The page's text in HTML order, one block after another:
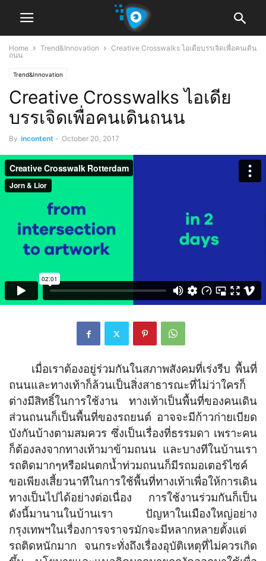
Home Trend&Innovation
Creative Crosswalks ไอเดียบรรเจิดเพื่อคนเดิน
ถนน
Trend&Innovation
Creative Crosswalks ไอเดีย
บรรเจิดเพื่อคนเดินถนน
By incontent - October 20, 2017
เมื่อเราต้องอยู่ร่วมกันในสภาพสังคมที่เร่งรีบ พื้นที่
ถนนและทางเท้าก็ล้วนเป็นสิ่งสาธารณะที่ไม่ว่าใครก็
ต่างมีสิทธิ์ในการใช้งาน ทางเท้าเป็นพื้นที่ของคนเดิน
ส่วนถนนก็เป็นพื้นที่ของรถยนต์ อาจจะมีก้าวก่ายเบียด
บังกันบ้างตามสมควร ซึ่งเป็นเรื่องที่ธรรมดา เพราะคน
ก็ต้องลงจากทางเท้ามาข้ามถนน และบางทีในบ้านเรา
รถติดมากๆหรือฝนตกน้ำท่วมถนนก็มีรถมอเตอร์ไซค์
ขอเพียงเสี้ยวนาทีในการใช้พื้นที่ทางเท้าเพื่อให้การเดิน
ทางเป็นไปได้อย่างต่อเนื่อง การใช้งานร่วมกันก็เป็น
ดังนี้มานานในบ้านเรา ปัญหาในเมืองใหญ่อย่าง
กรุงเทพฯในเรื่องการจราจรมักจะมีหลากหลายตั้งแต่
รถติดหนักมาก จนกระทั่งถึงเรื่องอุบัติเหตุที่ไม่ควรเกิด